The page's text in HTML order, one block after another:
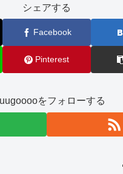
シェアする
Facebook
Pinterest
をフォローする